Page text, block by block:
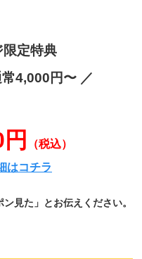
定特典
4,000円〜 ／
（税込）
はコチラ
見た」とお伝えください。